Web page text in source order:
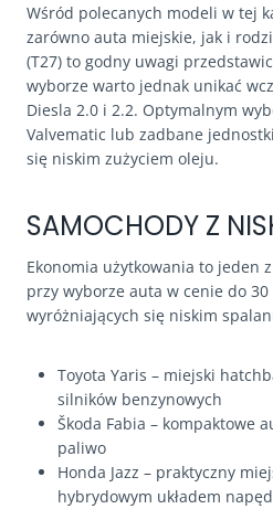
Wśród polecanych modeli w tej
zarówno auta miejskie, jak i
(T27) to godny uwagi
wyborze warto jednak unikać
Diesla 2.0 i 2.2. Optymalnym
Valvematic lub zadbane
się niskim zużyciem oleju.
SAMOCHODY Z
Ekonomia użytkowania to jeden
przy wyborze auta w cenie do 30
wyróżniających się niskim
Toyota Yaris – miejski
silników benzynowych
Škoda Fabia – kompaktowe
paliwo
Honda Jazz – praktyczny
hybrydowym układem